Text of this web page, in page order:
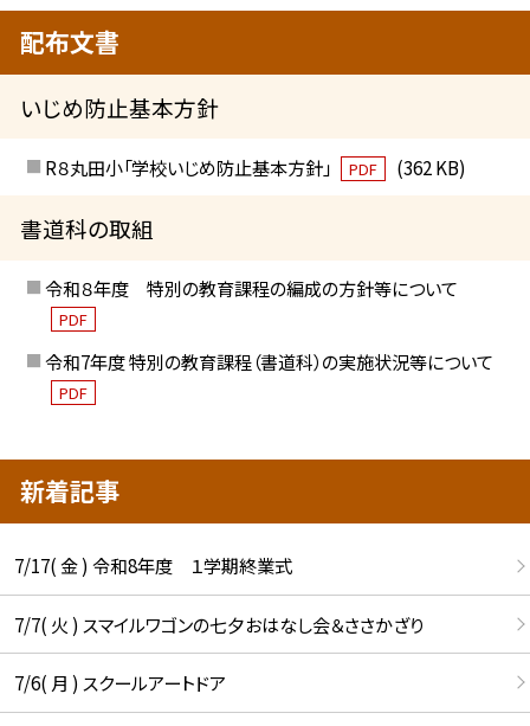
配布文書
いじめ防止基本方針
R８丸田小「学校いじめ防止基本方針」 PDF (362 KB)
書道科の取組
令和８年度 特別の教育課程の編成の方針等について
PDF
令和7年度 特別の教育課程（書道科）の実施状況等について
PDF
新着記事
7/17( 金 ) 令和8年度 １学期終業式
7/7( 火 ) スマイルワゴンの七夕おはなし会＆ささかざり
7/6( 月 ) スクールアートドア